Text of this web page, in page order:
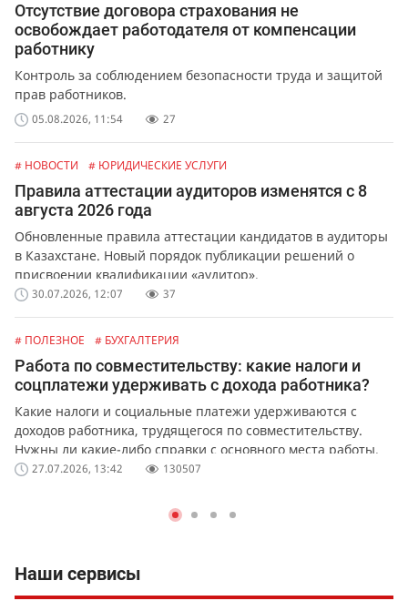
Отсутствие договора страхования не
освобождает работодателя от компенсации
работнику
Контроль за соблюдением безопасности труда и защитой
прав работников.
05.08.2026, 11:54 27
# НОВОСТИ # ЮРИДИЧЕСКИЕ УСЛУГИ
Правила аттестации аудиторов изменятся с 8
августа 2026 года
Обновленные правила аттестации кандидатов в аудиторы
в Казахстане. Новый порядок публикации решений о
присвоении квалификации «аудитор».
30.07.2026, 12:07 37
# ПОЛЕЗНОЕ # БУХГАЛТЕРИЯ
Работа по совместительству: какие налоги и
соцплатежи удерживать с дохода работника?
Какие налоги и социальные платежи удерживаются с
доходов работника, трудящегося по совместительству.
Нужны ли какие-либо справки с основного места работы.
27.07.2026, 13:42 130507
Наши сервисы